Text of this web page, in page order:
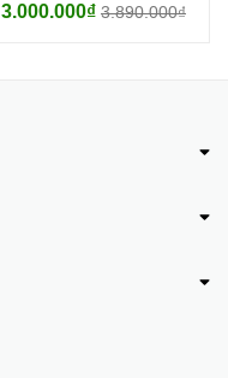
3.000.000₫ 3.890.000₫